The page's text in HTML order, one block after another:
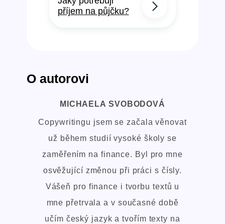
příjem na půjčku?
O autorovi
MICHAELA SVOBODOVÁ
Copywritingu jsem se začala věnovat
už během studií vysoké školy se
zaměřením na finance. Byl pro mne
osvěžující změnou při práci s čísly.
Vášeň pro finance i tvorbu textů u
mne přetrvala a v současné době
učím český jazyk a tvořím texty na